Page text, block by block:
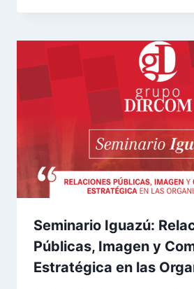
Seminario Iguazú:
Públicas, Imagen y
Estratégica en las